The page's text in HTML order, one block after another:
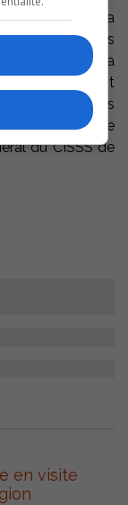
qui, malgré la
poursuivi leurs
le signe de la
engagement
reconnu par les
» commmente
du CISSS de
en visite